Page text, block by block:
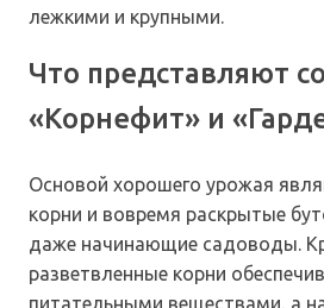
лежкими и крупными.
Что представляют
«Корнефит» и
Основой хорошего урожая
корни и вовремя раскрытые
даже начинающие садоводы.
разветвленные корни
питательными веществами, а